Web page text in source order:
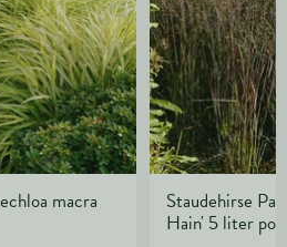
macra
Staudehirse
Hain' 5 liter